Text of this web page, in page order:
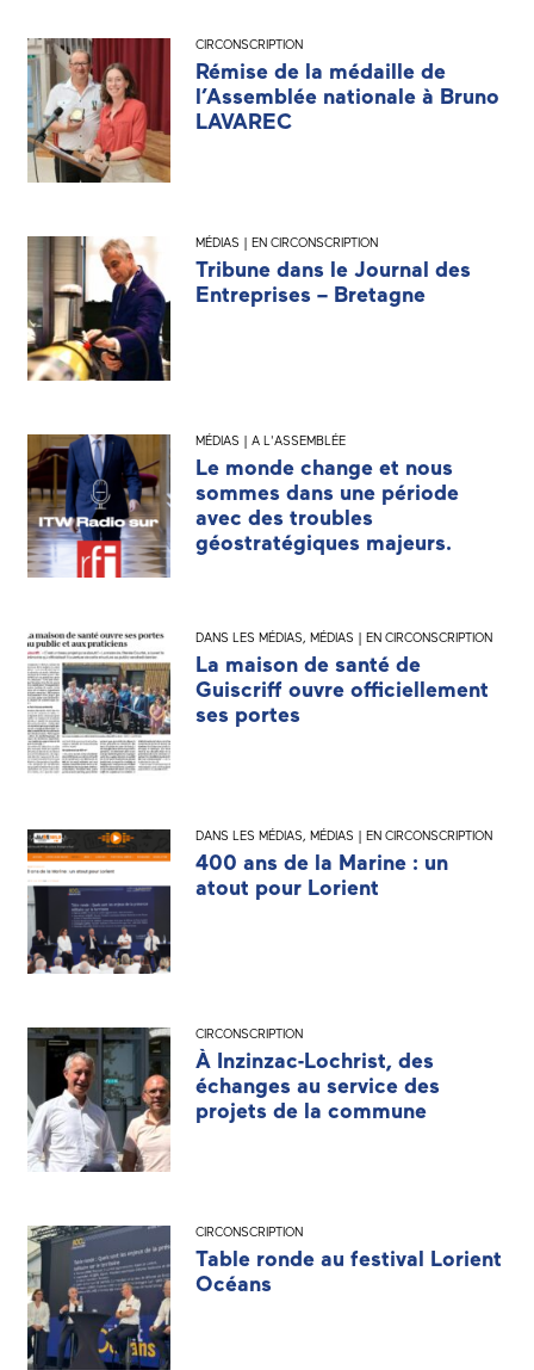
CIRCONSCRIPTION
Rémise de la médaille de
l’Assemblée nationale à Bruno
LAVAREC
MÉDIAS | EN CIRCONSCRIPTION
Tribune dans le Journal des
Entreprises – Bretagne
MÉDIAS | A L'ASSEMBLÉE
Le monde change et nous
sommes dans une période
avec des troubles
géostratégiques majeurs.
DANS LES MÉDIAS, MÉDIAS | EN CIRCONSCRIPTION
La maison de santé de
Guiscriff ouvre officiellement
ses portes
DANS LES MÉDIAS, MÉDIAS | EN CIRCONSCRIPTION
400 ans de la Marine : un
atout pour Lorient
CIRCONSCRIPTION
À Inzinzac-Lochrist, des
échanges au service des
projets de la commune
CIRCONSCRIPTION
Table ronde au festival Lorient
Océans